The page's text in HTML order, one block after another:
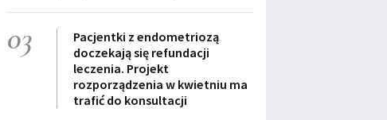
03
Pacjentki z endometriozą
doczekają się refundacji
leczenia. Projekt
rozporządzenia w kwietniu ma
trafić do konsultacji